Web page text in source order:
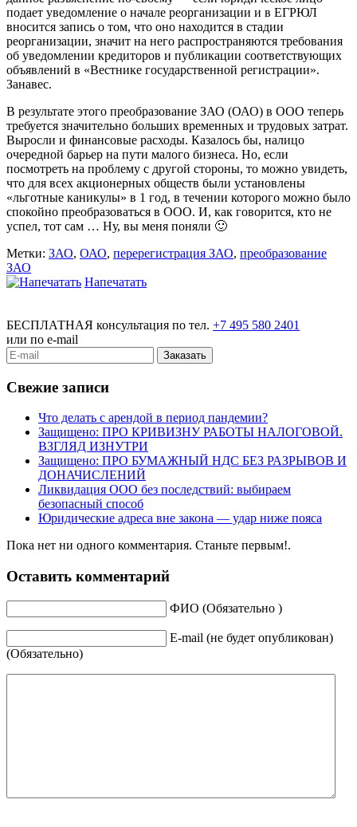
подает уведомление о начале реорганизации и в ЕГРЮЛ
вносится запись о том, что оно находится в стадии
реорганизации, значит на него распространяются требования
об уведомлении кредиторов и публикации соответствующих
объявлений в «Вестнике государственной регистрации».
Занавес.
В результате этого преобразование ЗАО (ОАО) в ООО теперь
требуется значительно больших временных и трудовых затрат.
Выросли и финансовые расходы. Казалось бы, налицо
очередной барьер на пути малого бизнеса. Но, если
посмотреть на проблему с другой стороны, то можно увидеть,
что для всех акционерных обществ были установлены
«льготные каникулы» в 1 год, в течении которого можно было
спокойно преобразоваться в ООО. И, как говорится, кто не
успел, тот сам … Ну, вы меня поняли 🙂
Метки: ЗАО, ОАО, перерегистрация ЗАО, преобразование
ЗАО
Напечатать
БЕСПЛАТНАЯ консультация по тел. +7 495 580 2401
или по e-mail
Свежие записи
Что делать с арендой в период пандемии?
Защищено: ПРО КРИВИЗНУ РАБОТЫ НАЛОГОВОЙ.
ВЗГЛЯД ИЗНУТРИ
Защищено: ПРО БУМАЖНЫЙ НДС БЕЗ РАЗРЫВОВ И
ДОНАЧИСЛЕНИЙ
Ликвидация ООО без последствий: выбираем
безопасный способ
Юридические адреса вне закона — удар ниже пояса
Пока нет ни одного комментария. Станьте первым!.
Оставить комментарий
ФИО (Обязательно )
Е-mail (не будет опубликован)
(Обязательно)